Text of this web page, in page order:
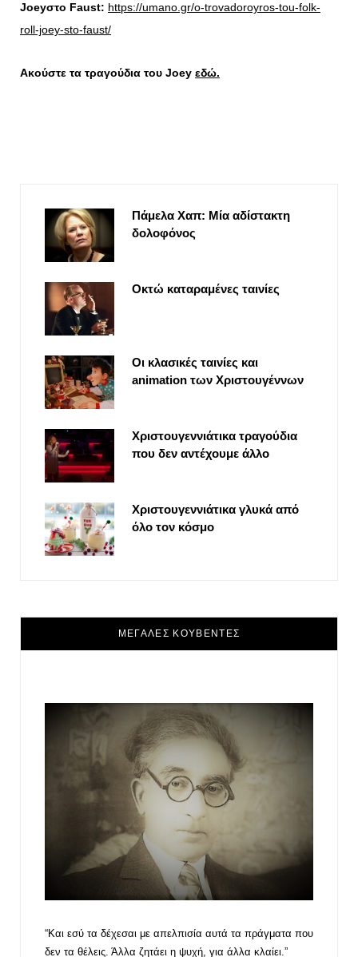
Joeyστο Faust: https://umano.gr/o-trovadoroyros-tou-folk-
roll-joey-sto-faust/
Ακούστε τα τραγούδια του Joey εδώ.
Πάμελα Χαπ: Μία αδίστακτη
δολοφόνος
Οκτώ καταραμένες ταινίες
Οι κλασικές ταινίες και
animation των Χριστουγέννων
Χριστουγεννιάτικα τραγούδια
που δεν αντέχουμε άλλο
Χριστουγεννιάτικα γλυκά από
όλο τον κόσμο
ΜΕΓΑΛΕΣ ΚΟΥΒΕΝΤΕΣ
“Και εσύ τα δέχεσαι με απελπισία αυτά τα πράγματα που
δεν τα θέλεις. Άλλα ζητάει η ψυχή, για άλλα κλαίει.”